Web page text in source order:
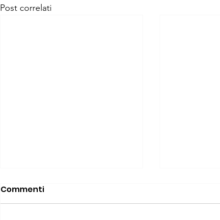
Post correlati
Commenti